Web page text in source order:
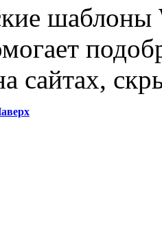
шаблоны
сайтах,